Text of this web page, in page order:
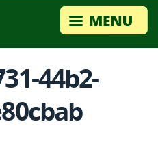
44b2-